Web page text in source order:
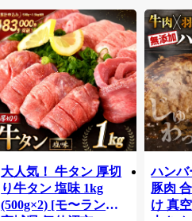
大人気！ 牛タン 厚切
り牛タン 塩味 1kg
(500g×2) [モ〜ランド
ハンバ
豚肉
け 真